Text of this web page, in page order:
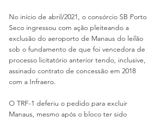
No início de abril/2021, o consórcio SB Porto
Seco ingressou com ação pleiteando a
exclusão do aeroporto de Manaus do leilão
sob o fundamento de que foi vencedora de
processo licitatório anterior tendo, inclusive,
assinado contrato de concessão em 2018
com a Infraero.
O TRF-1 deferiu o pedido para excluir
Manaus, mesmo após o bloco ter sido